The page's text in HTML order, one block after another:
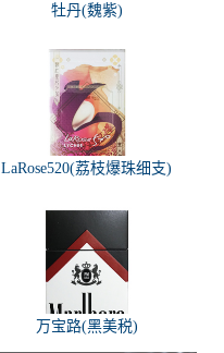
牡丹(魏紫)
LaRose520(荔枝爆珠细支)
万宝路(黑美税)